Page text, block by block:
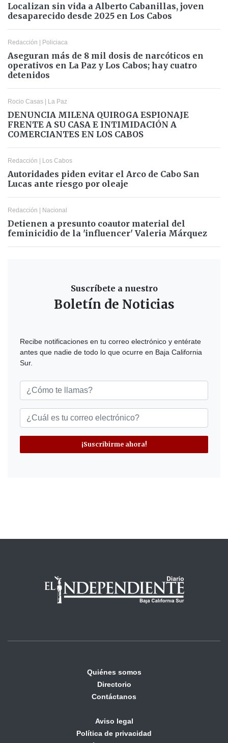
Localizan sin vida a Alberto Cabanillas, joven
desaparecido desde 2025 en Los Cabos
Redacción | Policiaca
Aseguran más de 8 mil dosis de narcóticos en
operativos en La Paz y Los Cabos; hay cuatro
detenidos
Rocio Casas | La Paz
DENUNCIA MILENA QUIROGA ESPIONAJE
FRENTE A SU CASA E INTIMIDACIÓN A
COMERCIANTES EN LOS CABOS
Redacción | Los Cabos
Autoridades piden evitar el Arco de Cabo San
Lucas ante riesgo por oleaje
Redacción | Nacional
Detienen a presunto coautor material del
feminicidio de la 'influencer' Valeria Márquez
Suscríbete a nuestro
Boletín de Noticias
Recibe notificaciones en tu correo electrónico y entérate
antes que nadie de todo lo que ocurre en Baja California
Sur.
¡Suscribirme ahora!
Quiénes somos
Directorio
Contáctanos
Aviso legal
Política de privacidad